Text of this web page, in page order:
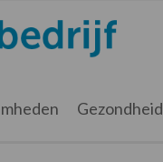
Gezondheid